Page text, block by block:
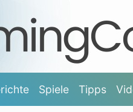
Spiele Tipps